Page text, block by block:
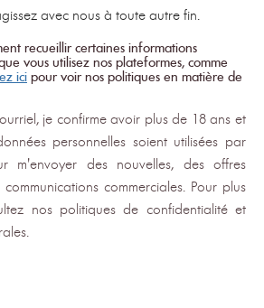
avec nous à toute autre fin.
recueillir certaines informations
vous utilisez nos plateformes, comme
ici pour voir nos politiques en matière de
je confirme avoir plus de 18 ans et
personnelles soient utilisées par
m'envoyer des nouvelles, des offres
commerciales. Pour plus
nos politiques de confidentialité et